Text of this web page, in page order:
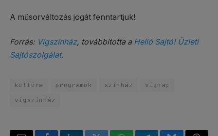
A műsorváltozás jogát fenntartjuk!
Forrás: Vígszínház, továbbította a Helló Sajtó! Üzleti
Sajtószolgálat.
kultúra programok színház
vígnap
vígszínház